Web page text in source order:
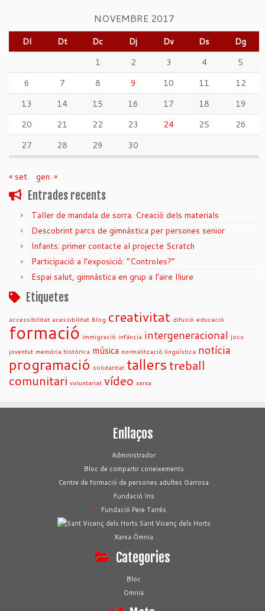
NOVEMBRE 2017
Dl Dt Dc Dj Dv Ds
Dg
1
2 3 4
5
6
7 8 9 10 11
12
13
14 15 16 17 18
19
20
21 22 23 24 25
26
27
28 29 30
« set. gen. »
Entrades recents
Taller de mandala de sorra. Creació dels materials
Descobrint parcs de gimnàstica per persones senior
Infants: primer contacte al projecte Scratch
Participació a l’exposició: “Controles?”
Espai salut, gimnàstica en grup a l’aire lliure
Etiquetes
accessibilitat acessibilitat Blog creativitat difusió educació
formació immigració infància intergeneracional jocs
joventut memòria històrica música normalització lingüística notícia
programació solidaritat tallers treball
comunitari voluntariat vídeo xarxa
Enllaços
Administrador
Bloc de compartir coneixements
Centre de formació de persones adultes Garrosa
Fundació Iris
Fundació Pere Tarrés
Sant Vicenç dels Horts
Xarxa Òmnia
Categories
Bloc
Omnia